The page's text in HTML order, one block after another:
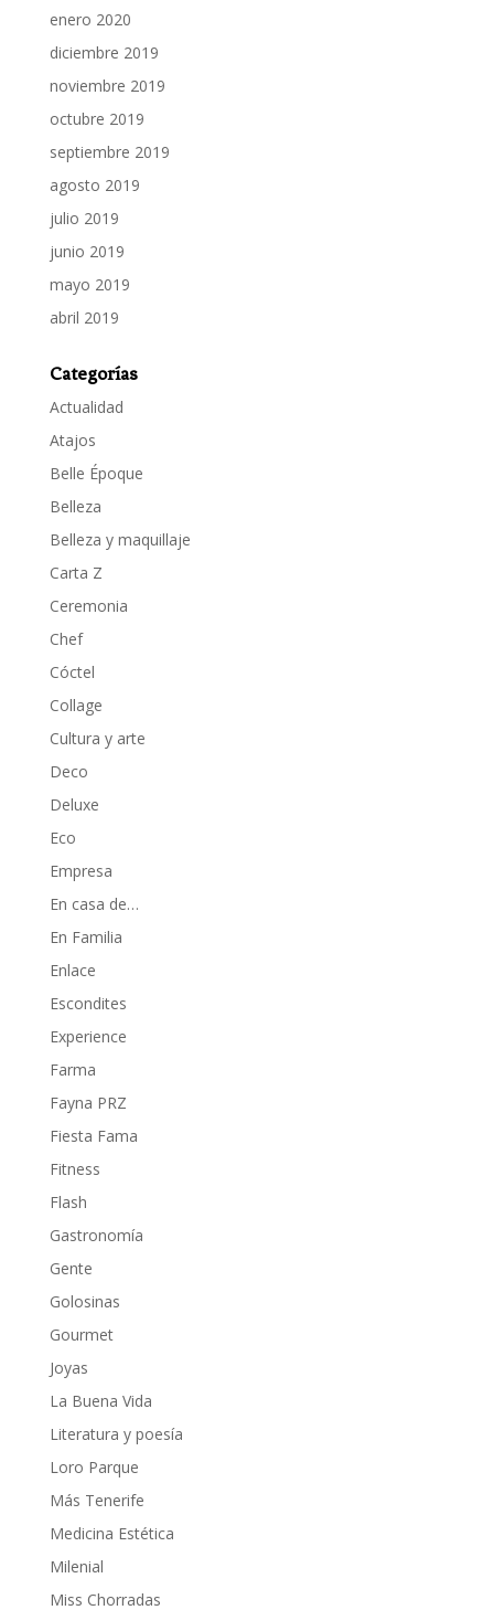
enero 2020
diciembre 2019
noviembre 2019
octubre 2019
septiembre 2019
agosto 2019
julio 2019
junio 2019
mayo 2019
abril 2019
Categorías
Actualidad
Atajos
Belle Époque
Belleza
Belleza y maquillaje
Carta Z
Ceremonia
Chef
Cóctel
Collage
Cultura y arte
Deco
Deluxe
Eco
Empresa
En casa de…
En Familia
Enlace
Escondites
Experience
Farma
Fayna PRZ
Fiesta Fama
Fitness
Flash
Gastronomía
Gente
Golosinas
Gourmet
Joyas
La Buena Vida
Literatura y poesía
Loro Parque
Más Tenerife
Medicina Estética
Milenial
Miss Chorradas